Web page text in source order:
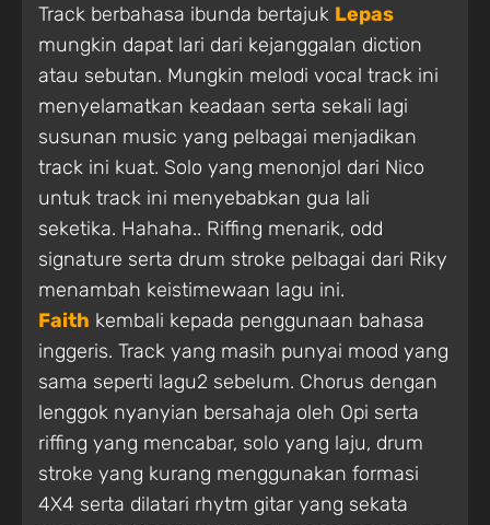
Track berbahasa ibunda bertajuk Lepas
mungkin dapat lari dari kejanggalan diction
atau sebutan. Mungkin melodi vocal track ini
menyelamatkan keadaan serta sekali lagi
susunan music yang pelbagai menjadikan
track ini kuat. Solo yang menonjol dari Nico
untuk track ini menyebabkan gua lali
seketika. Hahaha.. Riffing menarik, odd
signature serta drum stroke pelbagai dari Riky
menambah keistimewaan lagu ini.
Faith kembali kepada penggunaan bahasa
inggeris. Track yang masih punyai mood yang
sama seperti lagu2 sebelum. Chorus dengan
lenggok nyanyian bersahaja oleh Opi serta
riffing yang mencabar, solo yang laju, drum
stroke yang kurang menggunakan formasi
4X4 serta dilatari rhytm gitar yang sekata